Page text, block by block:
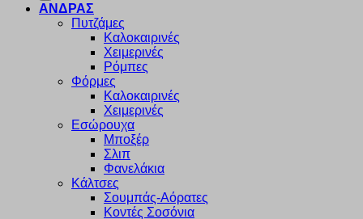
ΑΝΔΡΑΣ
Πυτζάμες
Καλοκαιρινές
Χειμερινές
Ρόμπες
Φόρμες
Καλοκαιρινές
Χειμερινές
Εσώρουχα
Μποξέρ
Σλιπ
Φανελάκια
Κάλτσες
Σουμπάς-Αόρατες
Κοντές Σοσόνια